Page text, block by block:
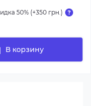
50% (+350 грн.)
В корзину